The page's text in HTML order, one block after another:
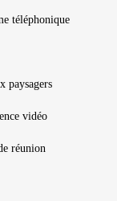
téléphonique
paysagers
vidéo
réunion